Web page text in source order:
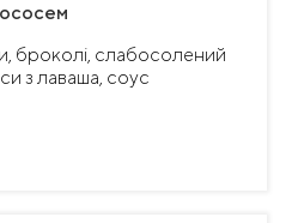
броколі, слабосолений
з лаваша, соус